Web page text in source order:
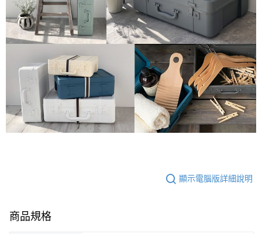
顯示電腦版詳細說明
商品規格